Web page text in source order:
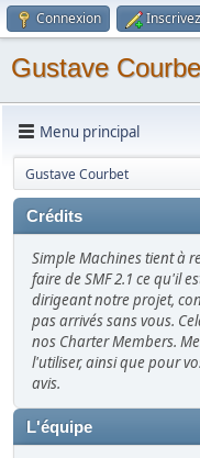
Connexion
Gustave
Menu principal
Gustave Courbet
Crédits
Simple Machines tient à
faire de SMF 2.1 ce qu'il
dirigeant notre projet,
pas arrivés sans vous.
nos Charter Members.
l'utiliser, ainsi que pour
avis.
L'équipe